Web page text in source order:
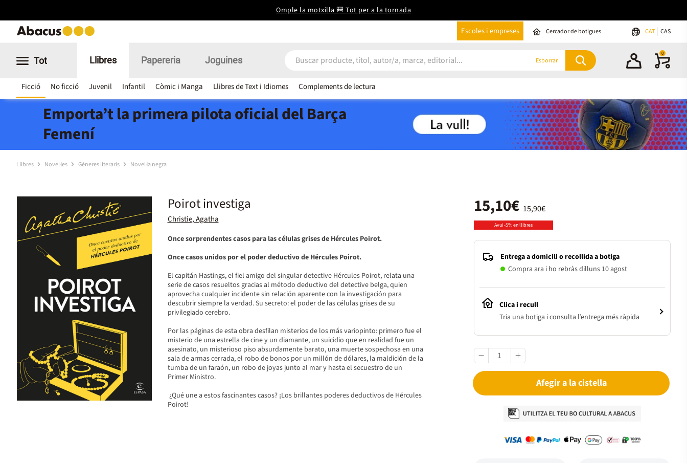
Omple la motxilla 🎒 Tot per a la tornada
Escoles i empreses Cercador de botigues CAT CAS
Tot Llibres
Ficció No ficció Juvenil Infantil Còmic i Manga Llibres de Text i Idiomes Complements de lectura
Papereria Joguines Esborrar
0
Emporta’t la primera pilota oficial del Barça
Femení
Llibres Novel·les Gèneres literaris Novel·la negra
Poirot investiga
Christie, Agatha
Once sorprendentes casos para las células grises de Hércules Poirot.
Once casos unidos por el poder deductivo de Hércules Poirot.
El capitán Hastings, el fiel amigo del singular detective Hércules Poirot, relata una
serie de casos resueltos gracias al método deductivo del detective belga, quien
aprovecha cualquier incidente sin relación aparente con la investigación para
descubrir siempre la verdad. Su secreto: el poder de las células grises de su
privilegiado cerebro.
Por las páginas de esta obra desfilan misterios de los más variopinto: primero fue el
misterio de una estrella de cine y un diamante, un suicidio que en realidad fue un
asesinato, un misterioso piso absurdamente barato, una muerte sospechosa en una
sala de armas cerrada, el robo de bonos por un millón de dólares, la maldición de la
tumba de un faraón, un robo de joyas junto al mar y hasta el secuestro de un
Primer Ministro.
¿Qué une a estos fascinantes casos? ¡Los brillantes poderes deductivos de Hércules
Poirot!
15,90€
15,10€
Avui -5% en llibres
Entrega a domicili o recollida a botiga
Compra ara i ho rebràs dilluns 10 agost
Clica i recull
Tria una botiga i consulta l’entrega més ràpida
Afegir a la cistella